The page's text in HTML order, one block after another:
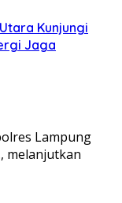
Kunjungi
Jaga
Lampung
melanjutkan